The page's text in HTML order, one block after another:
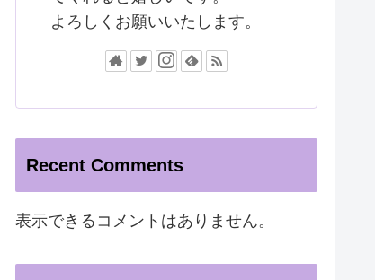
よろしくお願いいたします。
Recent Comments
表示できるコメントはありません。